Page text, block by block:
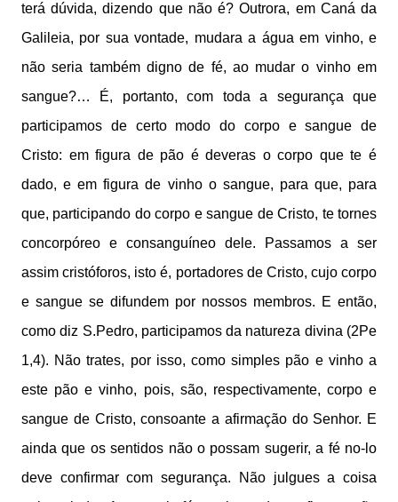
terá dúvida, dizendo que não é? Outrora, em Caná da
Galileia, por sua vontade, mudara a água em vinho, e
não seria também digno de fé, ao mudar o vinho em
sangue?… É, portanto, com toda a segurança que
participamos de certo modo do corpo e sangue de
Cristo: em figura de pão é deveras o corpo que te é
dado, e em figura de vinho o sangue, para que, para
que, participando do corpo e sangue de Cristo, te tornes
concorpóreo e consanguíneo dele. Passamos a ser
assim cristóforos, isto é, portadores de Cristo, cujo corpo
e sangue se difundem por nossos membros. E então,
como diz S.Pedro, participamos da natureza divina (2Pe
1,4). Não trates, por isso, como simples pão e vinho a
este pão e vinho, pois, são, respectivamente, corpo e
sangue de Cristo, consoante a afirmação do Senhor. E
ainda que os sentidos não o possam sugerir, a fé no-lo
deve confirmar com segurança. Não julgues a coisa